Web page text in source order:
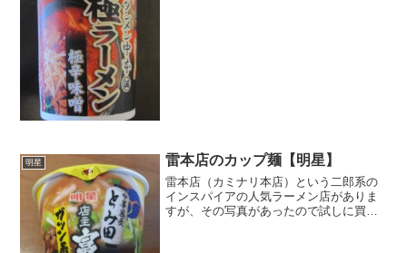
明星 雷本店のカップ麺【明星】
雷本店（カミナリ本店）という二郎系の
インスパイアの人気ラーメン店がありま
すが、その写真があったので試しに買っ